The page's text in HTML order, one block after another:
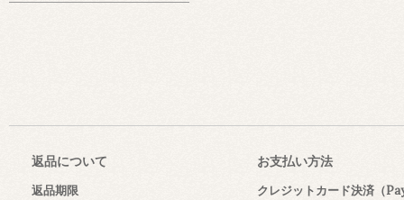
返品について
返品期限
お支払い方法
クレジットカード決済（